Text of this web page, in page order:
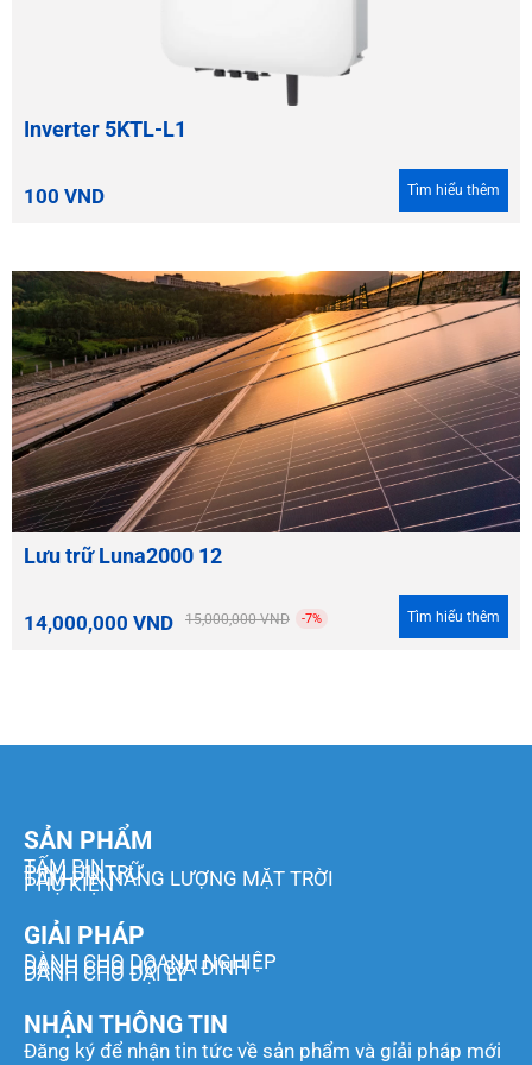
Inverter 5KTL-L1
100 VND Tìm hiểu thêm
Lưu trữ Luna2000 12
15,000,000VND
14,000,000 VND -7% Tìm hiểu thêm
SẢN PHẨM
TẤM PIN
PIN LƯU TRỮ
TẤM PIN NĂNG LƯỢNG MẶT TRỜI
PHỤ KIỆN
GIẢI PHÁP
DÀNH CHO DOANH NGHIỆP
DÀNH CHO HỘ GIA ĐÌNH
DÀNH CHO ĐẠI LÝ
NHẬN THÔNG TIN
Đăng ký để nhận tin tức về sản phẩm và gỉải pháp mới